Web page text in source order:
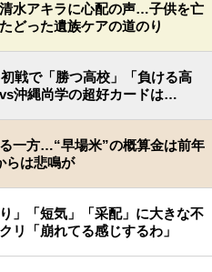
水アキラに心配の声…子供を亡
どった遺族ケアの道のり
初戦で「勝つ高校」「負ける高
沖縄尚学の超好カードは…
一方…“早場米”の概算金は前年
らは悲鳴が
」「短気」「采配」に大きな不
リ「崩れてる感じするわ」